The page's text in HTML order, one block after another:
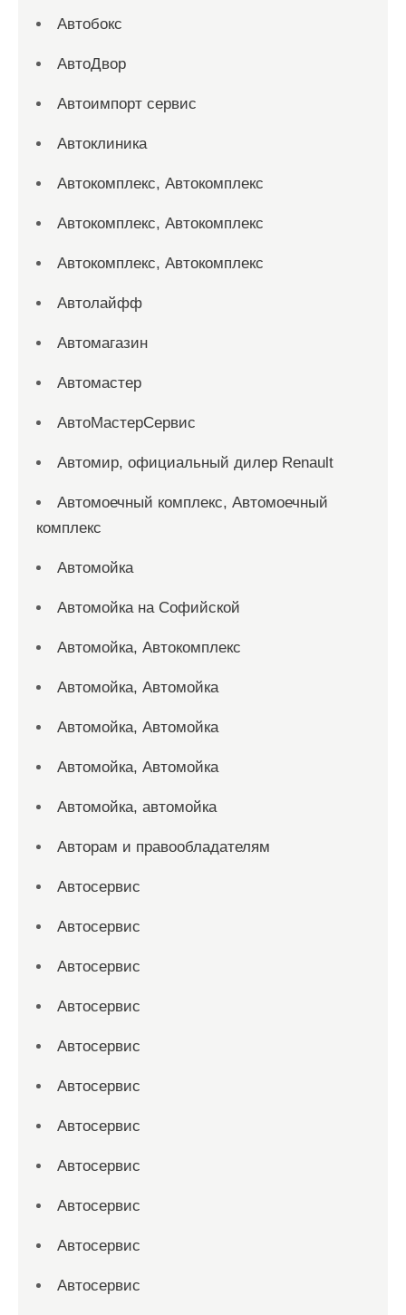
Автобокс
АвтоДвор
Автоимпорт сервис
Автоклиника
Автокомплекс, Автокомплекс
Автокомплекс, Автокомплекс
Автокомплекс, Автокомплекс
Автолайфф
Автомагазин
Автомастер
АвтоМастерСервис
Автомир, официальный дилер Renault
Автомоечный комплекс, Автомоечный
комплекс
Автомойка
Автомойка на Софийской
Автомойка, Автокомплекс
Автомойка, Автомойка
Автомойка, Автомойка
Автомойка, Автомойка
Автомойка, автомойка
Авторам и правообладателям
Автосервис
Автосервис
Автосервис
Автосервис
Автосервис
Автосервис
Автосервис
Автосервис
Автосервис
Автосервис
Автосервис